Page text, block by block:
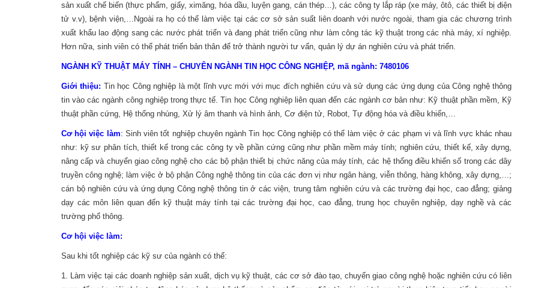
sản xuất chế biến (thực phẩm, giấy, ximăng, hóa dầu, luyện gang, cán thép…), các công ty lắp ráp (xe máy, ôtô, các thiết bị điện
tử v.v), bệnh viện,…Ngoài ra họ có thể làm việc tại các cơ sở sản suất liên doanh với nước ngoài, tham gia các chương trình
xuất khẩu lao động sang các nước phát triển và đang phát triển cũng như làm công tác kỹ thuật trong các nhà máy, xí nghiệp.
Hơn nữa, sinh viên có thể phát triển bản thân để trở thành người tư vấn, quản lý dự án nghiên cứu và phát triển.
NGÀNH KỸ THUẬT MÁY TÍNH – CHUYÊN NGÀNH TIN HỌC CÔNG NGHIỆP, mã ngành: 7480106
Giới thiệu: Tin học Công nghiệp là một lĩnh vực mới với mục đích nghiên cứu và sử dụng các ứng dụng của Công nghệ thông
tin vào các ngành công nghiệp trong thực tế. Tin học Công nghiệp liên quan đến các ngành cơ bản như: Kỹ thuật phần mềm, Kỹ
thuật phần cứng, Hệ thống nhúng, Xử lý âm thanh và hình ảnh, Cơ điện tử, Robot, Tự động hóa và điều khiển,…
Cơ hội việc làm: Sinh viên tốt nghiệp chuyên ngành Tin học Công nghiệp có thể làm việc ở các phạm vi và lĩnh vực khác nhau
như: kỹ sư phân tích, thiết kế trong các công ty về phần cứng cũng như phần mềm máy tính; nghiên cứu, thiết kế, xây dựng,
nâng cấp và chuyển giao công nghệ cho các bộ phận thiết bị chức năng của máy tính, các hệ thống điều khiển số trong các dây
truyền công nghệ; làm việc ở bộ phận Công nghệ thông tin của các đơn vị như ngân hàng, viễn thông, hàng không, xây dựng,…;
cán bộ nghiên cứu và ứng dụng Công nghệ thông tin ở các viện, trung tâm nghiên cứu và các trường đại học, cao đẳng; giảng
dạy các môn liên quan đến kỹ thuật máy tính tại các trường đại học, cao đẳng, trung học chuyên nghiệp, dạy nghề và các
trường phổ thông.
Cơ hội việc làm:
Sau khi tốt nghiệp các kỹ sư của ngành có thể:
1. Làm việc tại các doanh nghiệp sản xuất, dịch vụ kỹ thuật, các cơ sở đào tạo, chuyển giao công nghệ hoặc nghiên cứu có liên